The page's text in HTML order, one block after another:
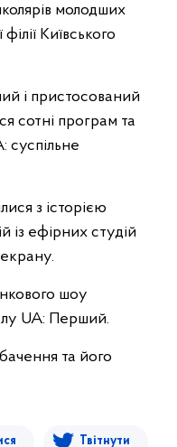
молодших
Київського
і пристосований
сотні програм та
суспільне
з історією
із ефірних студій
шоу
UA: Перший.
та його
Твітнути